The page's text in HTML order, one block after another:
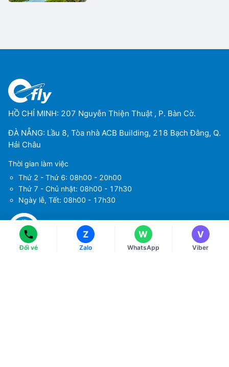
HỒ CHÍ MINH: 207 Nguyễn Thiện Thuật , P. Bàn Cờ.
ĐÀ NẴNG: Lầu 8, Tòa nhà ACB Building, 218 Bạch Đằng, Q.
Hải Châu
Thời gian làm việc
Thứ 2 - Thứ 6: 08h00 - 20h00
Thứ 7 - Chủ nhật: 08h00 - 17h30
Ngày lễ, Tết: 08h00 - 17h30
Tải ứng dụng Về chúng tôi
Đổi vé
Z
Zalo
W
WhatsApp
Ms Hằng
(+84) 70 854 1213
Ms Huỳnh
V
Viber